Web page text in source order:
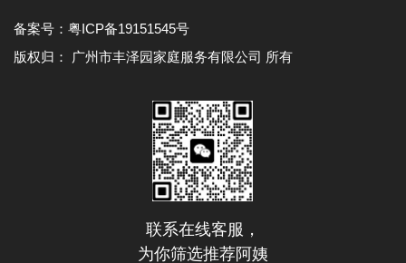
备案号： 粤ICP备19151545号
版权归： 广州市丰泽园家庭服务有限公司 所有
联系在线客服，
为你筛选推荐阿姨